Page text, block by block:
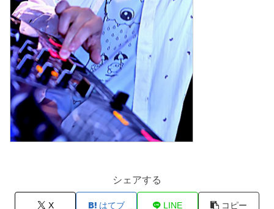
シェアする
X はてブ LINE コピー